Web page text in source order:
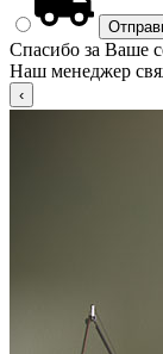
Спасибо за Ваше
Наш менеджер